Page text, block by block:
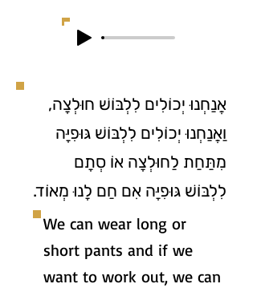
אֲנַחְנוּ יְכוֹלִים לִלְבּוֹשׁ חוּלְצָה,
וַאֲנַחְנוּ יְכוֹלִים לִלְבּוֹשׁ גּוּפִיָּה
מִתַּחַת לַחוּלְצָה אוֹ סְתָם
לִלְבּוֹשׁ גּוּפִיָּה אִם חַם לָנוּ מְאוֹד.
We can wear long or
short pants and if we
want to work out, we can